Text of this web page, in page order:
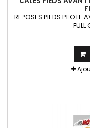
REPOSES PIEDS PILOTE